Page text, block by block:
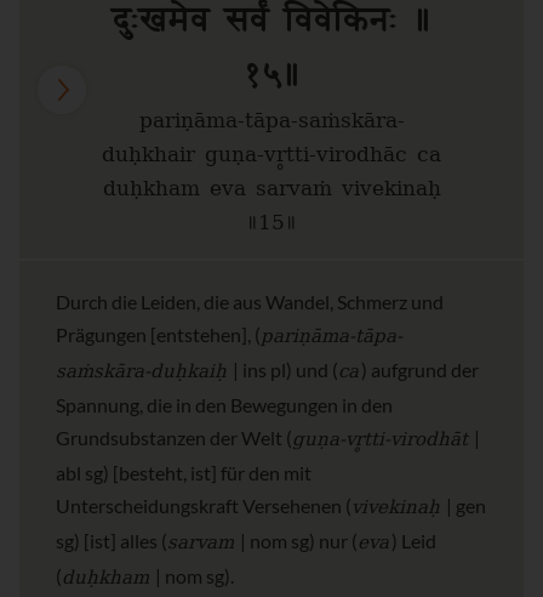
दुःखमेव सर्वं विवेकिनः ॥
१५॥
pariṇāma-tāpa-saṁskāra-
duḥkhair guṇa-vr̥tti-virodhāc ca
duḥkham eva sarvaṁ vivekinaḥ
॥15॥
Durch die Leiden, die aus Wandel, Schmerz und
Prägungen [entstehen], (pariṇāma-tāpa-
saṁskāra-duḥkaiḥ | ins pl) und (ca ) aufgrund der
Spannung, die in den Bewegungen in den
Grundsubstanzen der Welt (guṇa-vr̥tti-virodhāt |
abl sg) [besteht, ist] für den mit
Unterscheidungskraft Versehenen (vivekinaḥ | gen
sg) [ist] alles (sarvam | nom sg) nur (eva ) Leid
(duḥkham | nom sg).